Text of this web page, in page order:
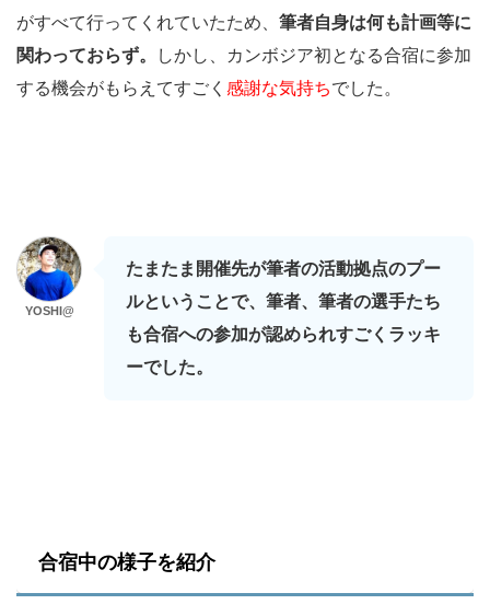
がすべて行ってくれていたため、 筆者自身は何も計画等に
関わっておらず。
しかし、カンボジア初となる合宿に参加
する機会がもらえてすごく 感謝な気持ちでした。
YOSHI@
たまたま開催先が筆者の活動拠点のプー
ルということで、筆者、筆者の選手たち
も合宿への参加が認められすごくラッキ
ーでした。
合宿中の様子を紹介